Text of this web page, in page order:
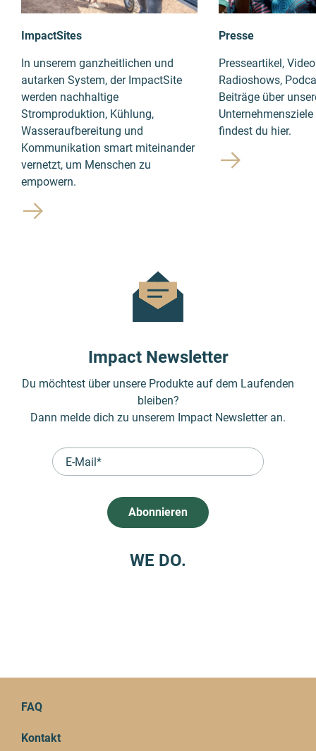
ImpactSites
In unserem ganzheitlichen und
autarken System, der ImpactSite
werden nachhaltige
Stromproduktion, Kühlung,
Wasseraufbereitung und
Kommunikation smart miteinander
vernetzt, um Menschen zu
empowern.
Presse
Presseartikel,
Radioshows,
Beiträge über
findest du hier.
Impact Newsletter
Du möchtest über unsere Produkte auf dem Laufenden
bleiben?
Dann melde dich zu unserem Impact Newsletter an.
WE DO.
FAQ
Kontakt